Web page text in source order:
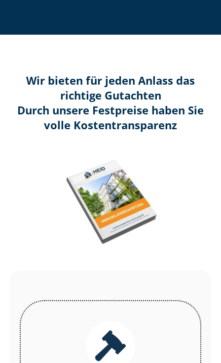
Wir bieten für jeden Anlass das
richtige Gutachten
Durch unsere Festpreise haben Sie
volle Kosten­transparenz